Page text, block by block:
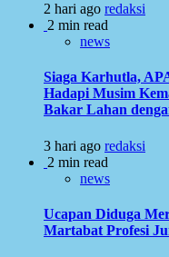
2 hari ago redaksi
2 min read
news
Siaga Karhutla,
Hadapi Musim
Bakar Lahan
3 hari ago redaksi
2 min read
news
Ucapan Diduga
Martabat Profesi